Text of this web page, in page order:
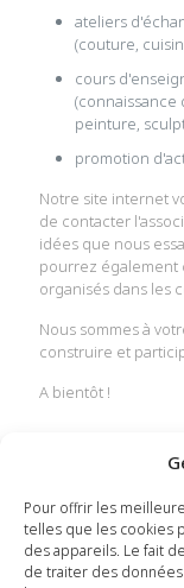
Pour offrir les
telles que les cookies
des appareils. Le fait
de traiter des
ateliers
(couture,
cours
(connaissance
peinture,
promotion
Notre site internet
de contacter
idées que nous
pourrez également
organisés dans les
Nous sommes à
construire et
A bientôt !
Jean Yves Millian
06 78 55 86 65